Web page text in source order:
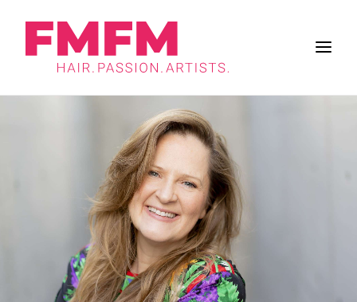
ZUKUNFT DES SALONS
INSPIRATION
WORK & LIFE
BRANCHE
FMFM